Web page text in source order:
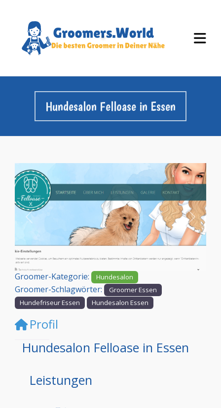
Hundesalon Felloase in Essen
Vorheriges
Groomer-Kategorie: Hundesalon
Groomer-Schlagwörter:
Groomer Essen
Hundefriseur Essen
Hundesalon Essen
Profil
Hundesalon Felloase in Essen
Leistungen